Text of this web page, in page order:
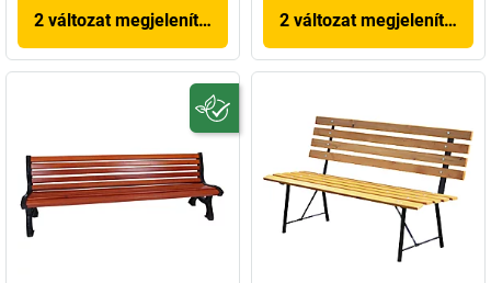
2 változat megjelenítése 2 változat megjelenítése